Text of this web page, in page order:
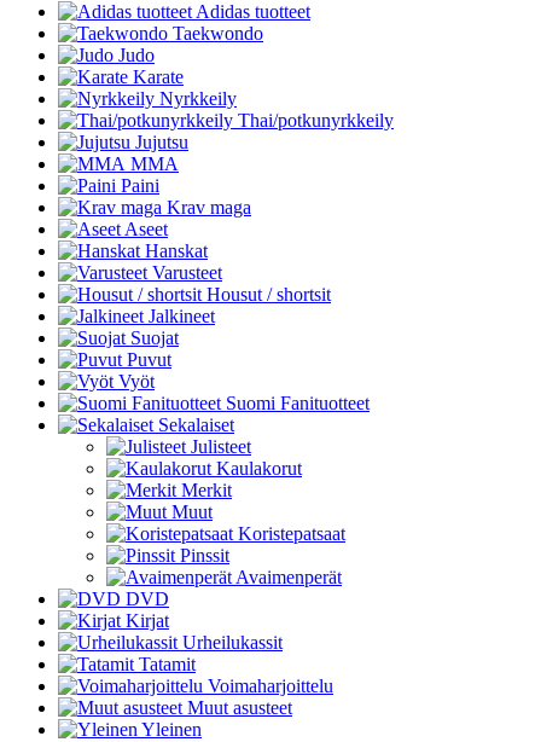
Adidas tuotteet
Taekwondo
Judo
Karate
Nyrkkeily
Thai/potkunyrkkeily
Jujutsu
MMA
Paini
Krav maga
Aseet
Hanskat
Varusteet
Housut / shortsit
Jalkineet
Suojat
Puvut
Vyöt
Suomi Fanituotteet
Sekalaiset
Julisteet
Kaulakorut
Merkit
Muut
Koristepatsaat
Pinssit
Avaimenperät
DVD
Kirjat
Urheilukassit
Tatamit
Voimaharjoittelu
Muut asusteet
Yleinen